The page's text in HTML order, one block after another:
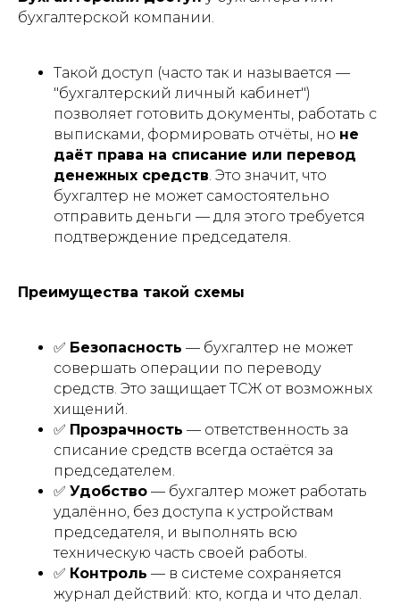
бухгалтерской компании.
Такой доступ (часто так и называется —
"бухгалтерский личный кабинет")
позволяет готовить документы, работать с
выписками, формировать отчёты, но не
даёт права на списание или перевод
денежных средств. Это значит, что
бухгалтер не может самостоятельно
отправить деньги — для этого требуется
подтверждение председателя.
Преимущества такой схемы
✅ Безопасность — бухгалтер не может
совершать операции по переводу
средств. Это защищает ТСЖ от возможных
хищений.
✅ Прозрачность — ответственность за
списание средств всегда остаётся за
председателем.
✅ Удобство — бухгалтер может работать
удалённо, без доступа к устройствам
председателя, и выполнять всю
техническую часть своей работы.
✅ Контроль — в системе сохраняется
журнал действий: кто, когда и что делал.